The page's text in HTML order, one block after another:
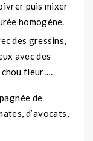
puis mixer
homogène.
des gressins,
avec des
fleur….
de
d’avocats,